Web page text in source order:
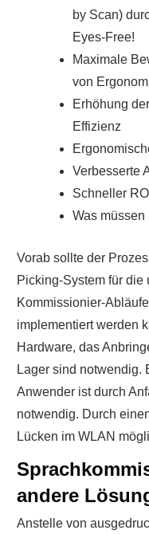
by Scan)
Eyes-Free!
Maximale
von
Erhöhung
Effizienz
Verbesserte
Schneller
Was
Vorab sollte der
Picking-System für
Kommissionier-
implementiert werden
Hardware, das
Lager sind notwendig.
Anwender ist durch
notwendig. Durch
Lücken im WLAN
andere
Anstelle von